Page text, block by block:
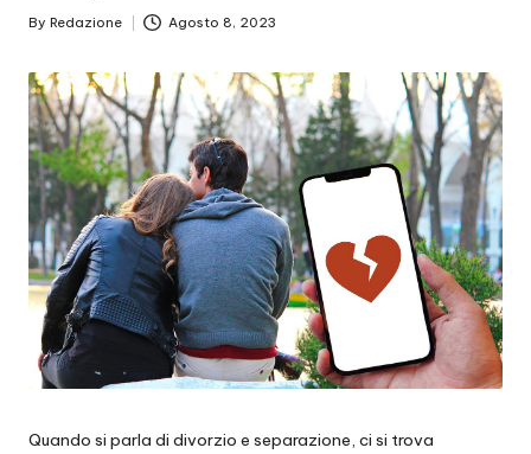
Posted
By Redazione Agosto 8, 2023
Quando si parla di divorzio e separazione, ci si trova